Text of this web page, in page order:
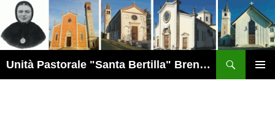
contenuto
Unità Pastorale "Santa Bertilla" Brendola